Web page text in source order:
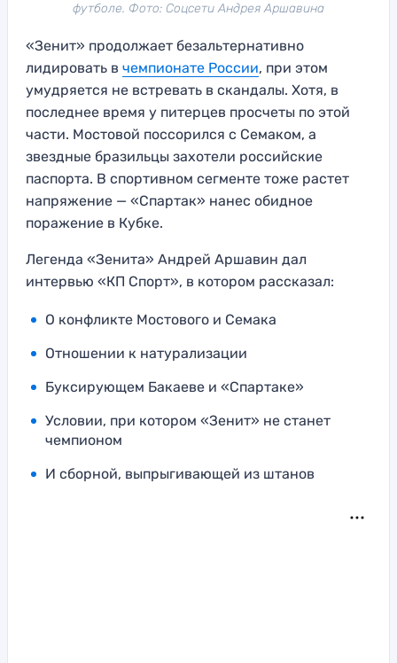
футболе. Фото: Соцсети Андрея Аршавина
«Зенит» продолжает безальтернативно
лидировать в чемпионате России, при этом
умудряется не встревать в скандалы. Хотя, в
последнее время у питерцев просчеты по этой
части. Мостовой поссорился с Семаком, а
звездные бразильцы захотели российские
паспорта. В спортивном сегменте тоже растет
напряжение — «Спартак» нанес обидное
поражение в Кубке.
Легенда «Зенита» Андрей Аршавин дал
интервью «КП Спорт», в котором рассказал:
О конфликте Мостового и Семака
Отношении к натурализации
Буксирующем Бакаеве и «Спартаке»
Условии, при котором «Зенит» не станет
чемпионом
И сборной, выпрыгивающей из штанов